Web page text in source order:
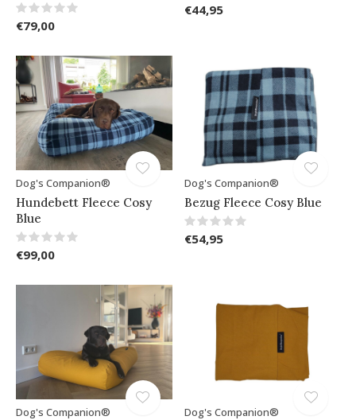
€79,00
€44,95
Dog's Companion®
Hundebett Fleece Cosy
Blue
€99,00
Dog's Companion®
Bezug Fleece Cosy Blue
€54,95
Dog's Companion® Dog's Companion®